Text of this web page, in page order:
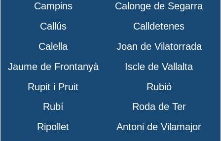
Campins
Calonge de Segarra
Callús
Calldetenes
Calella
Joan de Vilatorrada
Jaume de Frontanyà
Iscle de Vallalta
Rupit i Pruit
Rubió
Rubí
Roda de Ter
Ripollet
Antoni de Vilamajor